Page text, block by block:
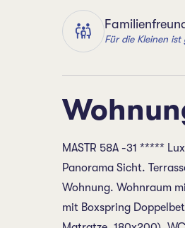
Für die Kleinen ist
MASTR 58A -31 *****
Panorama Sicht.
Wohnung. Wohnraum
mit Boxspring